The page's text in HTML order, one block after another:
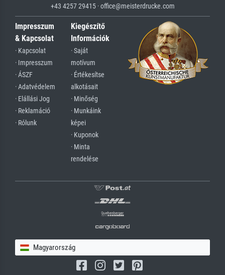
+43 4257 29415 · office@meisterdrucke.com
Impresszum
& Kapcsolat
· Kapcsolat
· Impresszum
· ÁSZF
· Adatvédelem
· Elállási Jog
· Reklamáció
· Rólunk
Kiegészítő
Információk
· Saját
motívum
· Értékesítse
alkotásait
· Minőség
· Munkáink
képei
· Kuponok
· Minta
rendelése
Magyarország